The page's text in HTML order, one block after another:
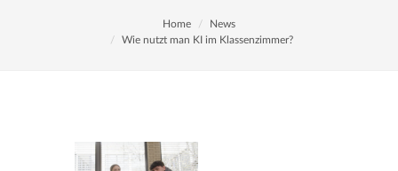
Home
News
Wie nutzt man KI im Klassenzimmer?